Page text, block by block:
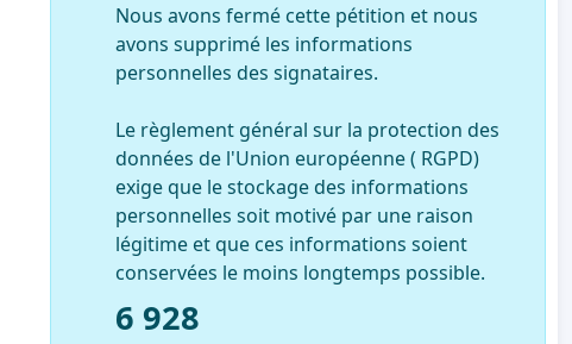
Nous avons fermé cette pétition et nous
avons supprimé les informations
personnelles des signataires.
Le règlement général sur la protection des
données de l'Union européenne ( RGPD)
exige que le stockage des informations
personnelles soit motivé par une raison
légitime et que ces informations soient
conservées le moins longtemps possible.
6 928